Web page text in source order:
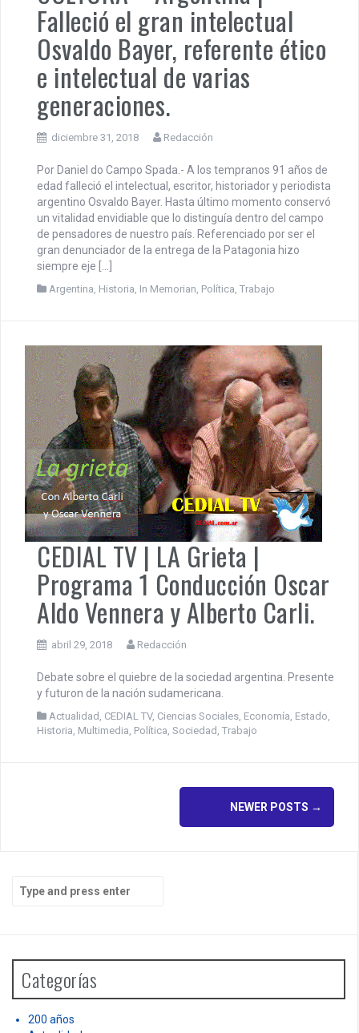
Falleció el gran intelectual
Osvaldo Bayer, referente ético
e intelectual de varias
generaciones.
diciembre 31, 2018 Redacción
Por Daniel do Campo Spada.- A los tempranos 91 años de
edad falleció el intelectual, escritor, historiador y periodista
argentino Osvaldo Bayer. Hasta último momento conservó
un vitalidad envidiable que lo distinguía dentro del campo
de pensadores de nuestro país. Referenciado por ser el
gran denunciador de la entrega de la Patagonia hizo
siempre eje […]
Argentina, Historia, In Memorian, Política, Trabajo
CEDIAL TV | LA Grieta |
Programa 1 Conducción Oscar
Aldo Vennera y Alberto Carli.
abril 29, 2018 Redacción
Debate sobre el quiebre de la sociedad argentina. Presente
y futuron de la nación sudamericana.
Actualidad CEDIAL TV, Ciencias Sociales Economía Estado
Historia Multimedia Política Sociedad Trabajo
t
n
a
v
NEWER POSTS →
h
o
Categorías
200 años